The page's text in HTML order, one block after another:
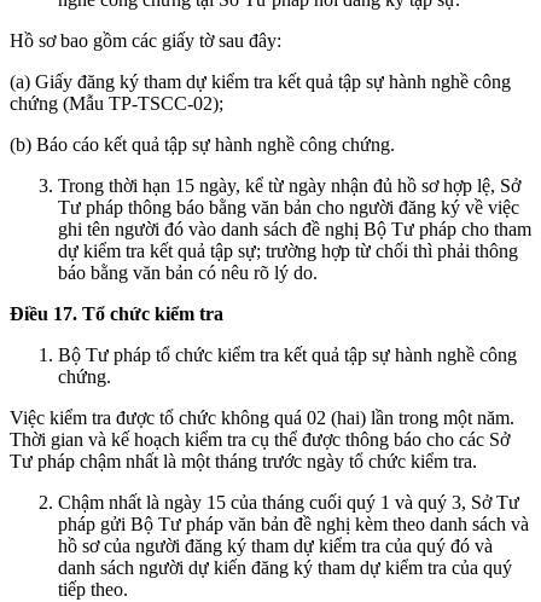
Hồ sơ bao gồm các giấy tờ sau đây:
(a) Giấy đăng ký tham dự kiểm tra kết quả tập sự hành nghề công
chứng (Mẫu TP-TSCC-02);
(b) Báo cáo kết quả tập sự hành nghề công chứng.
Trong thời hạn 15 ngày, kể từ ngày nhận đủ hồ sơ hợp lệ, Sở
Tư pháp thông báo bằng văn bản cho người đăng ký về việc
ghi tên người đó vào danh sách đề nghị Bộ Tư pháp cho tham
dự kiểm tra kết quả tập sự; trường hợp từ chối thì phải thông
báo bằng văn bản có nêu rõ lý do.
Điều 17. Tổ chức kiểm tra
Bộ Tư pháp tổ chức kiểm tra kết quả tập sự hành nghề công
chứng.
Việc kiểm tra được tổ chức không quá 02 (hai) lần trong một năm.
Thời gian và kế hoạch kiểm tra cụ thể được thông báo cho các Sở
Tư pháp chậm nhất là một tháng trước ngày tổ chức kiểm tra.
Chậm nhất là ngày 15 của tháng cuối quý 1 và quý 3, Sở Tư
pháp gửi Bộ Tư pháp văn bản đề nghị kèm theo danh sách và
hồ sơ của người đăng ký tham dự kiểm tra của quý đó và
danh sách người dự kiến đăng ký tham dự kiểm tra của quý
tiếp theo.